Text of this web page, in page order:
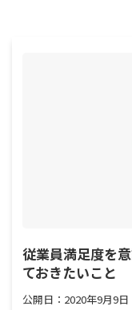
従業員満足度を
ておきたいこと
公開日： 2020年9月9日